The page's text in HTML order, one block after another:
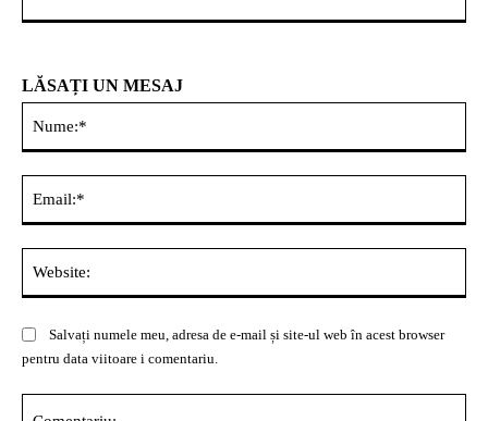
LĂSAȚI UN MESAJ
Salvați numele meu, adresa de e-mail și site-ul web în acest browser
pentru data viitoare i comentariu.